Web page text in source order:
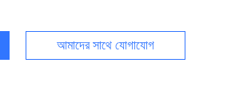
আমাদের সাথে যোগাযোগ